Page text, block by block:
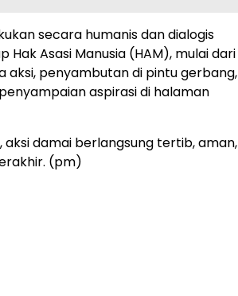
secara humanis dan dialogis
Hak Asasi Manusia (HAM), mulai dari
aksi, penyambutan di pintu gerbang,
aspirasi di halaman
damai berlangsung tertib, aman,
(pm)